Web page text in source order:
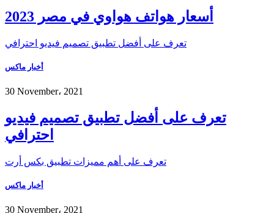
أسعار هواتف هواوي في مصر 2023
تعرف على أفضل تطبيق تصميم فيديو احترافي
أخبار ماكس
30 November، 2021
تعرف على أفضل تطبيق تصميم فيديو
احترافي
تعرف على أهم مميزات تطبيق بكس أرت
أخبار ماكس
30 November، 2021